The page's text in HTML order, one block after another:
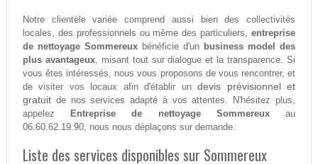
Notre clientèle variée comprend aussi bien des collectivités
locales, des professionnels ou même des particuliers,entreprise
de nettoyage Sommereuxbénéficie d'un business model des
plus avantageux, misant tout sur dialogue et la transparence. Si
vous êtes intéressés, nous vous proposons de vous rencontrer, et
de visiter vos locaux afin d'établir undevis prévisionnel et
gratuitde nos services adapté à vos attentes. N'hésitez plus,
appelez
Entreprise de nettoyage Sommereuxau
06.60.62.19.90, nous nous déplaçons sur demande.
Liste des services disponibles sur Sommereux